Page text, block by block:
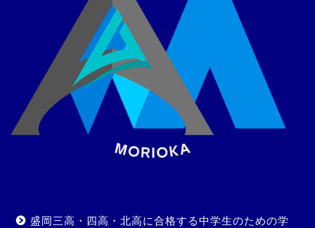
盛岡三高・四高・北高に合格する中学生のための学